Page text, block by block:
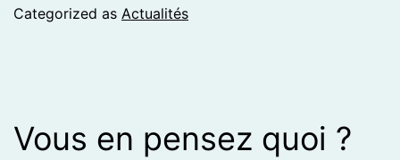
Categorized as Actualités
Vous en pensez quoi ?